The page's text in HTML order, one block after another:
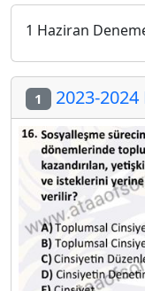
1 Haziran Deneme
1 2023-2024